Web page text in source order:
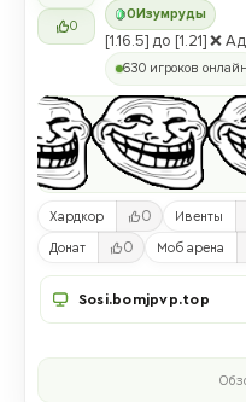
0
0 Изумруды
[1.16.5] до [1.21] ❌
630 игроков онлайн
Хардкор 0 Ивенты
Донат 0 Моб арена
Sosi.bomjpvp.top